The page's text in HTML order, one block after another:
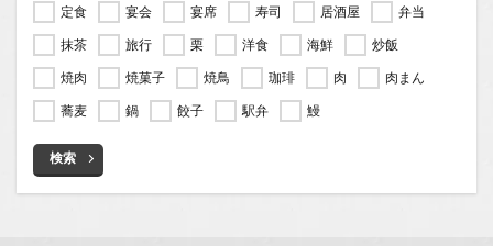
定食
宴会 宴席 寿司 居酒屋
弁当
抹茶
旅行 栗 洋食 海鮮
炒飯
焼肉
焼菓子 焼鳥 珈琲 肉
肉まん
蕎麦
鍋 餃子 駅弁 鰻
検索